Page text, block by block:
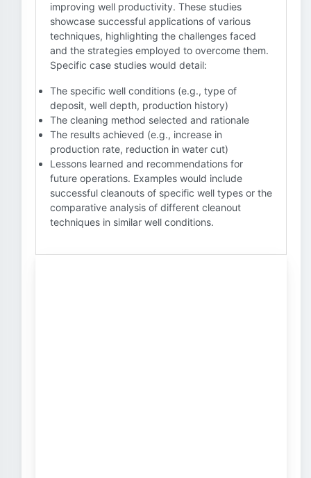
improving well productivity. These studies
showcase successful applications of various
techniques, highlighting the challenges faced
and the strategies employed to overcome them.
Specific case studies would detail:
The specific well conditions (e.g., type of
deposit, well depth, production history)
The cleaning method selected and rationale
The results achieved (e.g., increase in
production rate, reduction in water cut)
Lessons learned and recommendations for
future operations. Examples would include
successful cleanouts of specific well types or the
comparative analysis of different cleanout
techniques in similar well conditions.